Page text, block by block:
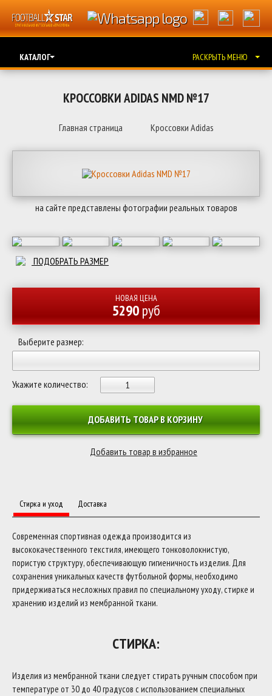
КАТАЛОГ РАСКРЫТЬ МЕНЮ
КРОССОВКИ ADIDAS NMD №17
Главная страница Кроссовки Adidas
на сайте представлены фотографии реальных товаров
ПОДОБРАТЬ РАЗМЕР
НОВАЯ ЦЕНА
5290руб
Выберите размер:
Укажите количество:
ДОБАВИТЬ ТОВАР В КОРЗИНУ
Стирка и уход Доставка
Современная спортивная одежда производится из
высококачественного текстиля, имеющего тонковолокнистую,
пористую структуру, обеспечивающую гигиеничность изделия. Для
сохранения уникальных качеств футбольной формы, необходимо
придерживаться несложных правил по специальному уходу, стирке и
хранению изделий из мембранной ткани.
СТИРКА:
Изделия из мембранной ткани следует стирать ручным способом при
температуре от 30 до 40 градусов с использованием специальных